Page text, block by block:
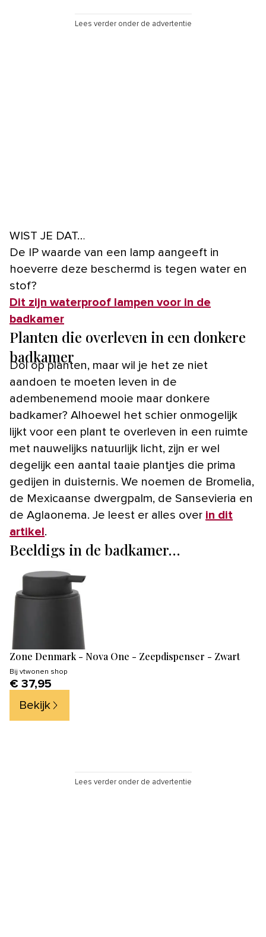
Lees verder onder de advertentie
WIST JE DAT…
De IP waarde van een lamp aangeeft in
hoeverre deze beschermd is tegen water en
stof?
Dit zijn waterproof lampen voor in de
badkamer
Planten die overleven in een donkere
badkamer
Dol op planten, maar wil je het ze niet
aandoen te moeten leven in de
adembenemend mooie maar donkere
badkamer? Alhoewel het schier onmogelijk
lijkt voor een plant te overleven in een ruimte
met nauwelijks natuurlijk licht, zijn er wel
degelijk een aantal taaie plantjes die prima
gedijen in duisternis. We noemen de Bromelia,
de Mexicaanse dwergpalm, de Sansevieria en
de Aglaonema. Je leest er alles over in dit
artikel.
Beeldigs in de badkamer…
Zone Denmark - Nova One - Zeepdispenser - Zwart
Bij vtwonen shop
€ 37,95
Bekijk
Lees verder onder de advertentie